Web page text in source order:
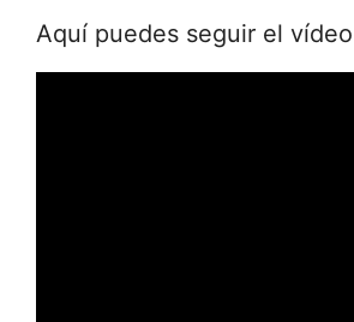
Aquí puedes seguir el